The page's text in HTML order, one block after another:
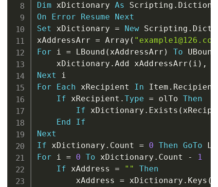
Dim xDictionary As Scripting .
On
Error Resume
Next
Set xDictionary = New Scripting .
xAddressArr = Array (
For i = LBound ( xAddressArr ) To UBound
    xDictionary
. Add xAddressArr ( i ) ,
Next
For
Each xRecipient In Item .
If xRecipient . Type = olTo Then
If xDictionary . Exists (
End
If
Next
If xDictionary . Count = 0 Then GoTo
For i = 0 To xDictionary . Count -
1
If xAddress = ""
Then
        xAddress
= xDictionary . Keys (